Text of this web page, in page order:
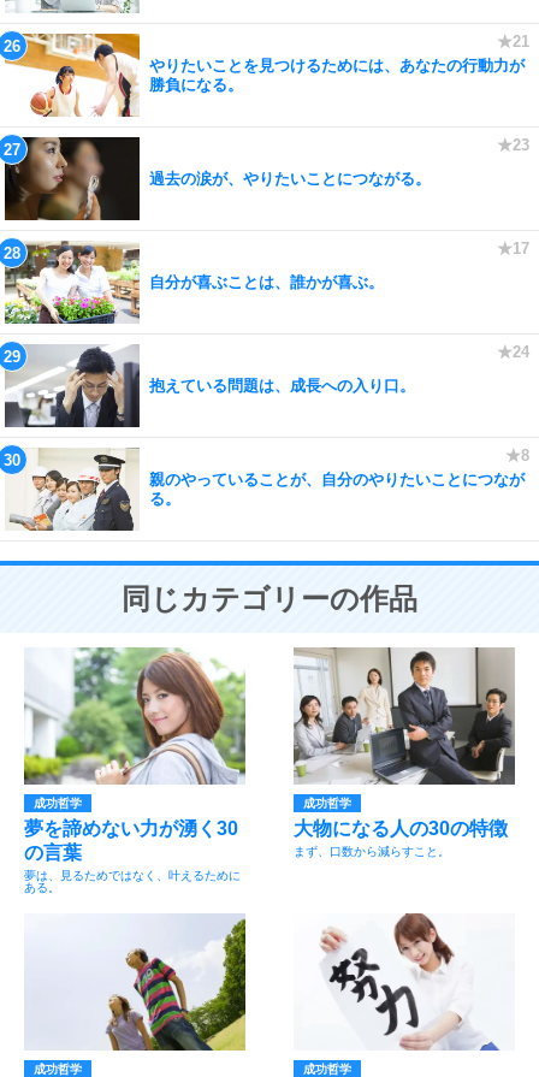
やりたいことを見つけるためには、あなたの行動力が
勝負になる。
過去の涙が、やりたいことにつながる。
自分が喜ぶことは、誰かが喜ぶ。
抱えている問題は、成長への入り口。
親のやっていることが、自分のやりたいことにつなが
る。
同じカテゴリーの作品
成功哲学
夢を諦めない力が湧く30
の言葉
夢は、見るためではなく、叶えるために
ある。
成功哲学
大物になる人の30の特徴
まず、口数から減らすこと。
成功哲学 成功哲学